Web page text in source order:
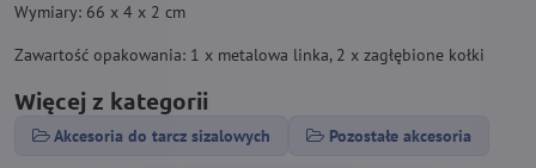
Wymiary: 66 x 4 x 2 cm
Zawartość opakowania: 1 x metalowa linka, 2 x zagłębione kołki
Więcej z kategorii
Akcesoria do tarcz sizalowych Pozostałe akcesoria